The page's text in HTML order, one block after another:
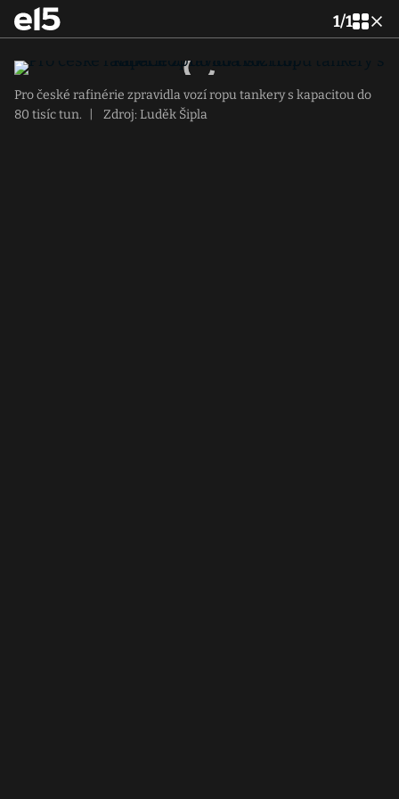
1/1
Pro české rafinérie zpravidla vozí ropu tankery s kapacitou do
80 tisíc tun.
Zdroj: Luděk Šipla